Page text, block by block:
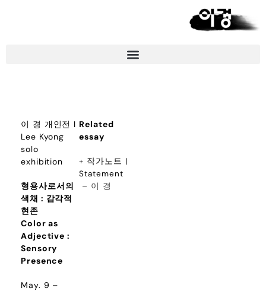
이 경 개인전 I
Lee Kyong
solo
exhibition
형용사로서의
색채 : 감각적
현존
Color as
Adjective :
Sensory
Presence
May. 9 –
Related
essay
+ 작가노트 |
Statement
– 이 경